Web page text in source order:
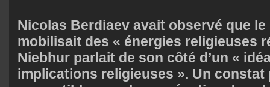
Nicolas Berdiaev avait observé que
mobilisait des « énergies religieuses
Niebhur parlait de son côté d’un «
implications religieuses ». Un constat